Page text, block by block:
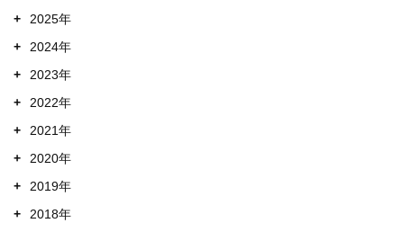
+
2025年
+
2024年
+
2023年
+
2022年
+
2021年
+
2020年
+
2019年
+
2018年